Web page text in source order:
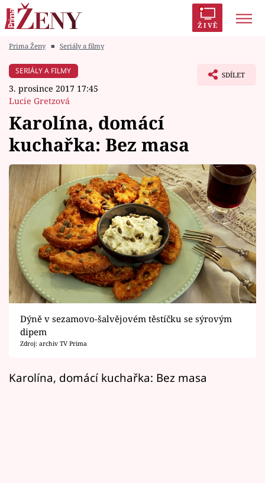
ŽIVĚ
Módní alarm
Témata
Celebrity
Vztahy
Seriály
Horoskopy
Sledujte prima+
Filmový festival Karlovy Vary
Mámy sobě
Prima Ženy ■ Seriály a filmy
SERIÁLY A FILMY
3. prosince 2017 17:45
Lucie Gretzová
SDÍLET
Karolína, domácí
kuchařka: Bez masa
Dýně v sezamovo-šalvějovém těstíčku se sýrovým
dipem
Zdroj: archiv TV Prima
Karolína, domácí kuchařka: Bez masa